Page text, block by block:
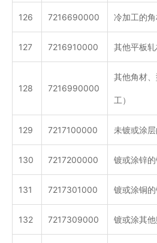
126 7216690000 冷加工的
127 7216910000 其他平板
128 7216990000
其他角材
工）
129 7217100000 未镀或涂
130 7217200000 镀或涂锌
131 7217301000 镀或涂铜
132 7217309000 镀或涂其